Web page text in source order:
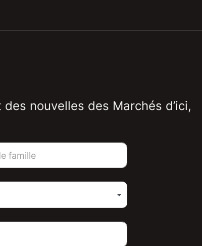
nouvelles des Marchés d’ici,